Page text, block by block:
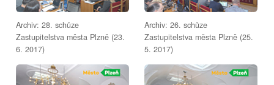
Archiv: 28. schůze
Zastupitelstva města Plzně (23.
6. 2017)
Archiv: 26. schůze
Zastupitelstva města Plzně (25.
5. 2017)